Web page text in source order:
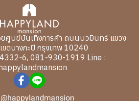
ศูนย์บันเทิงการค้า ถนนนวมินทร์ แขวง
ขตบางกะปิ กรุงเทพ 10240
6, 081-930-1919 Line :
@happylandmansion